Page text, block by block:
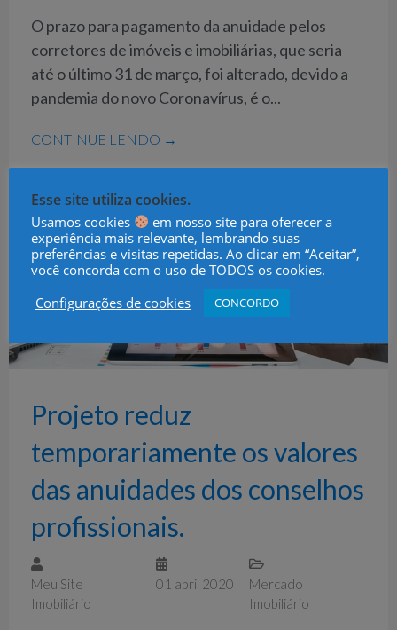
O prazo para pagamento da anuidade pelos
corretores de imóveis e imobiliárias, que seria
até o último 31 de março, foi alterado, devido a
pandemia do novo Coronavírus, é o...
CONTINUE LENDO →
Projeto reduz
temporariamente os valores
das anuidades dos conselhos
profissionais.
Meu Site
Imobiliário
01 abril 2020
Mercado
Imobiliário
Esse site utiliza cookies.
Usamos cookies
em nosso site para oferecer a
experiência mais relevante, lembrando suas
preferências e visitas repetidas. Ao clicar em “Aceitar”,
você concorda com o uso de TODOS os cookies.
Configurações de cookies
CONCORDO